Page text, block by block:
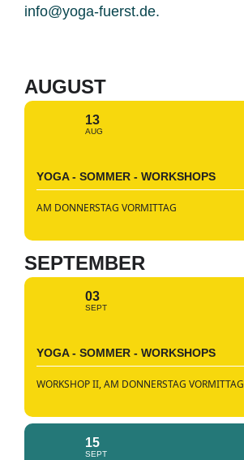
info@yoga-fuerst.de.
AUGUST
13
AUG
YOGA - SOMMER - WORKSHOPS
AM DONNERSTAG VORMITTAG
SEPTEMBER
03
SEPT
YOGA - SOMMER - WORKSHOPS
WORKSHOP II, AM DONNERSTAG VORMITTAG
15
SEPT